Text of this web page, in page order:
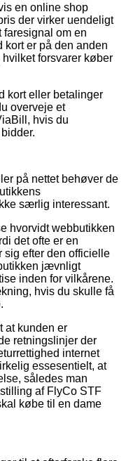
en online shop
der virker uendeligt
faresignal om en
er på den anden
forsvarer køber
kort eller betalinger
overveje et
hvis du
på nettet behøver de
særlig interessant.
hvorvidt webbutikken
det ofte er en
sig efter den officielle
jævnligt
inden for vilkårene.
hvis du skulle få
at kunden er
retningslinjer der
internet
essesentielt, at
således man
af FlyCo STF
købe til en dame